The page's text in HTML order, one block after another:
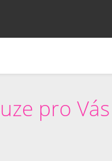
pro Vás